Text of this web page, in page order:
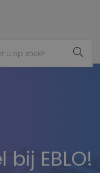
EBLO!